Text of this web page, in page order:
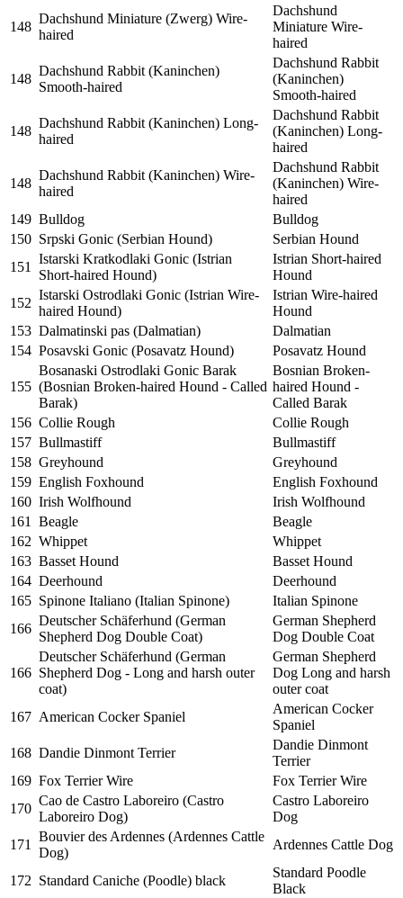
148
Dachshund Miniature (Zwerg) Wire-
haired
Dachshund
Miniature Wire-
haired
148
Dachshund Rabbit (Kaninchen)
Smooth-haired
Dachshund Rabbit
(Kaninchen)
Smooth-haired
148
Dachshund Rabbit (Kaninchen) Long-
haired
Dachshund Rabbit
(Kaninchen) Long-
haired
148
Dachshund Rabbit (Kaninchen) Wire-
haired
Dachshund Rabbit
(Kaninchen) Wire-
haired
149 Bulldog
Bulldog
150 Srpski Gonic (Serbian Hound)
Serbian Hound
151
Istarski Kratkodlaki Gonic (Istrian
Short-haired Hound)
Istrian Short-haired
Hound
152
Istarski Ostrodlaki Gonic (Istrian Wire-
haired Hound)
Istrian Wire-haired
Hound
153 Dalmatinski pas (Dalmatian)
Dalmatian
154 Posavski Gonic (Posavatz Hound) Posavatz Hound
155
Bosanaski Ostrodlaki Gonic Barak
(Bosnian Broken-haired Hound - Called
Barak)
Bosnian Broken-
haired Hound -
Called Barak
156 Collie Rough
Collie Rough
157 Bullmastiff
Bullmastiff
158 Greyhound
Greyhound
159 English Foxhound
English Foxhound
160 Irish Wolfhound
Irish Wolfhound
161
Beagle
Beagle
162 Whippet
Whippet
163 Basset Hound
Basset Hound
164 Deerhound
Deerhound
165 Spinone Italiano (Italian Spinone)
Italian Spinone
166
Deutscher Schäferhund (German
Shepherd Dog Double Coat)
German Shepherd
Dog Double Coat
166
Deutscher Schäferhund (German
Shepherd Dog - Long and harsh outer
coat)
German Shepherd
Dog Long and harsh
outer coat
167 American Cocker Spaniel
American Cocker
Spaniel
168 Dandie Dinmont Terrier
Dandie Dinmont
Terrier
169 Fox Terrier Wire
Fox Terrier Wire
170
Cao de Castro Laboreiro (Castro
Laboreiro Dog)
Castro Laboreiro
Dog
171
Bouvier des Ardennes (Ardennes Cattle
Dog)
Ardennes Cattle Dog
172 Standard Caniche (Poodle) black
Standard Poodle
Black